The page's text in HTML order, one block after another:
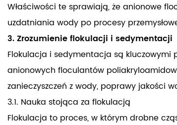
Właściwości te sprawiają, że anionowe
uzdatniania wody po procesy
3. Zrozumienie flokulacji i sedymentacji
Flokulacja i sedymentacja są kluczowymi
anionowych floculantów
zanieczyszczeń z wody, poprawy jakości
3.1. Nauka stojąca za flokulacją
Flokulacja to proces, w którym drobne